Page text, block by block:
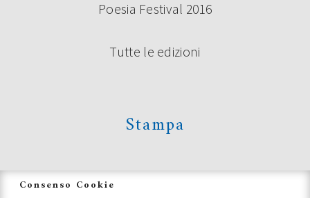
Poesia Festival 2016
Tutte le edizioni
Stampa
Consenso Cookie